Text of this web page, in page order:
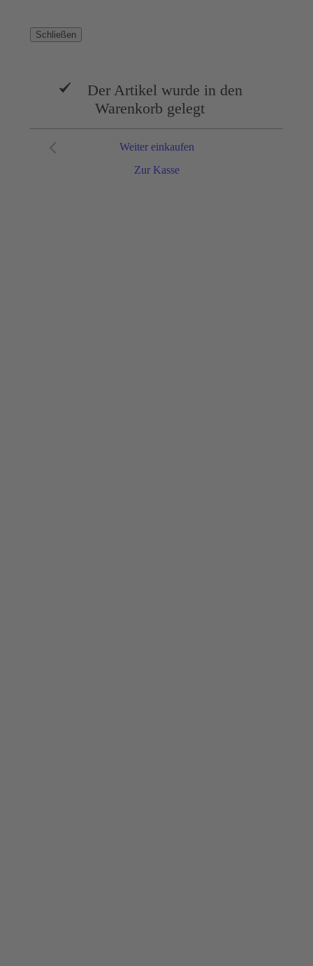
Schließen
Der Artikel wurde in den
Warenkorb gelegt
Zur Kasse
Weiter einkaufen